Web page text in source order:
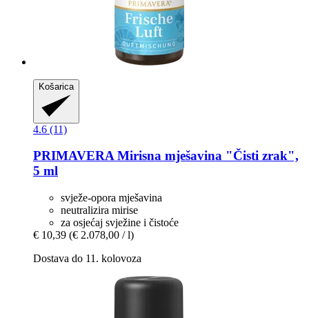
Košarica
4.6 (11)
PRIMAVERAMirisna mješavina "Čisti zrak",
5 ml
svježe-opora mješavina
neutralizira mirise
za osjećaj svježine i čistoće
€ 10,39 (€ 2.078,00 / l)
Dostava do 11. kolovoza